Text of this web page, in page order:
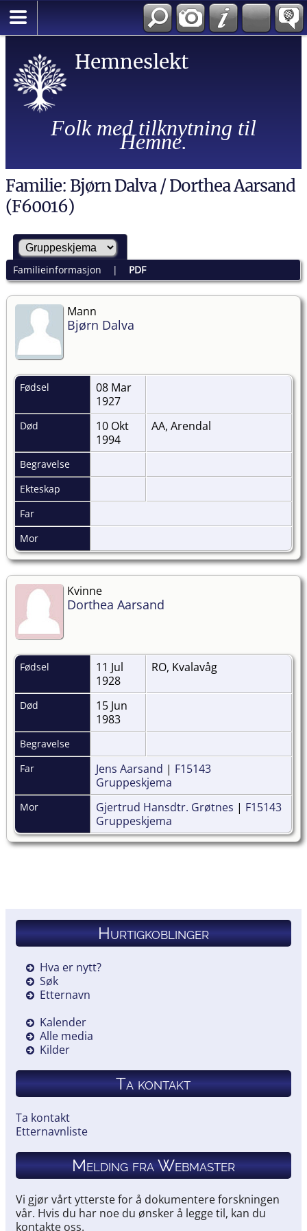
Hemneslekt
Folk med tilknytning til
Hemne.
Familie: Bjørn Dalva / Dorthea Aarsand
(F60016)
Familieinformasjon | PDF
Mann
Bjørn Dalva
Fødsel
08 Mar
1927
Død
10 Okt
1994
AA, Arendal
Begravelse
Ekteskap
Far
Mor
Kvinne
Dorthea Aarsand
Fødsel
11 Jul
1928
RO, Kvalavåg
Død
15 Jun
1983
Begravelse
Far
Jens Aarsand | F15143
Gruppeskjema
Mor Gjertrud Hansdtr. Grøtnes | F15143
Gruppeskjema
Hurtigkoblinger
Hva er nytt?
Søk
Etternavn
Kalender
Alle media
Kilder
Ta kontakt
Ta kontakt
Etternavnliste
Melding fra Webmaster
Vi gjør vårt ytterste for å dokumentere forskningen
vår. Hvis du har noe du ønsker å legge til, kan du
kontakte oss.